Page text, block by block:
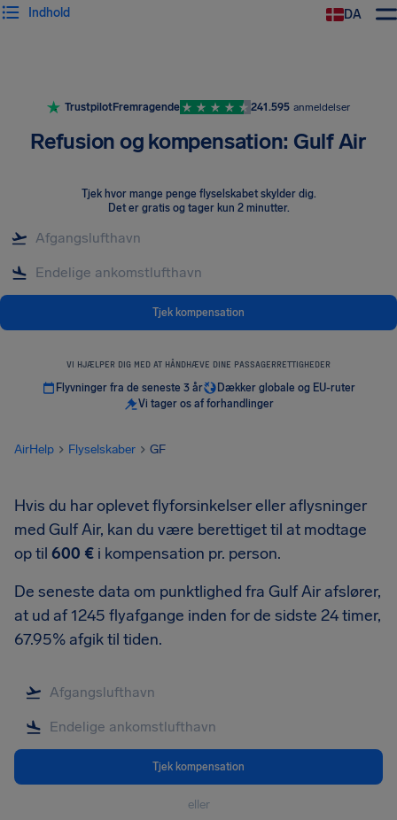
DA
Indhold
TrustpilotFremragende 241.595 anmeldelser
Refusion og kompensation: Gulf Air
Tjek hvor mange penge flyselskabet skylder dig.
Det er gratis og tager kun 2 minutter.
Tjek kompensation
VI HJÆLPER DIG MED AT HÅNDHÆVE DINE PASSAGERRETTIGHEDER
Flyvninger fra de seneste 3 år
Dækker globale og EU-ruter
Vi tager os af forhandlinger
AirHelp Flyselskaber GF
Hvis du har oplevet flyforsinkelser eller aflysninger
med Gulf Air, kan du være berettiget til at modtage
op til 600 € i kompensation pr. person.
De seneste data om punktlighed fra Gulf Air afslører,
at ud af 1245 flyafgange inden for de sidste 24 timer,
67.95% afgik til tiden.
Tjek kompensation
eller